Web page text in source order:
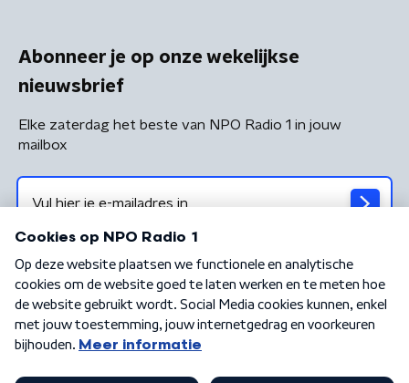
Abonneer je op onze wekelijkse
nieuwsbrief
Elke zaterdag het beste van NPO Radio 1 in jouw
mailbox
Algemene voorwaarden